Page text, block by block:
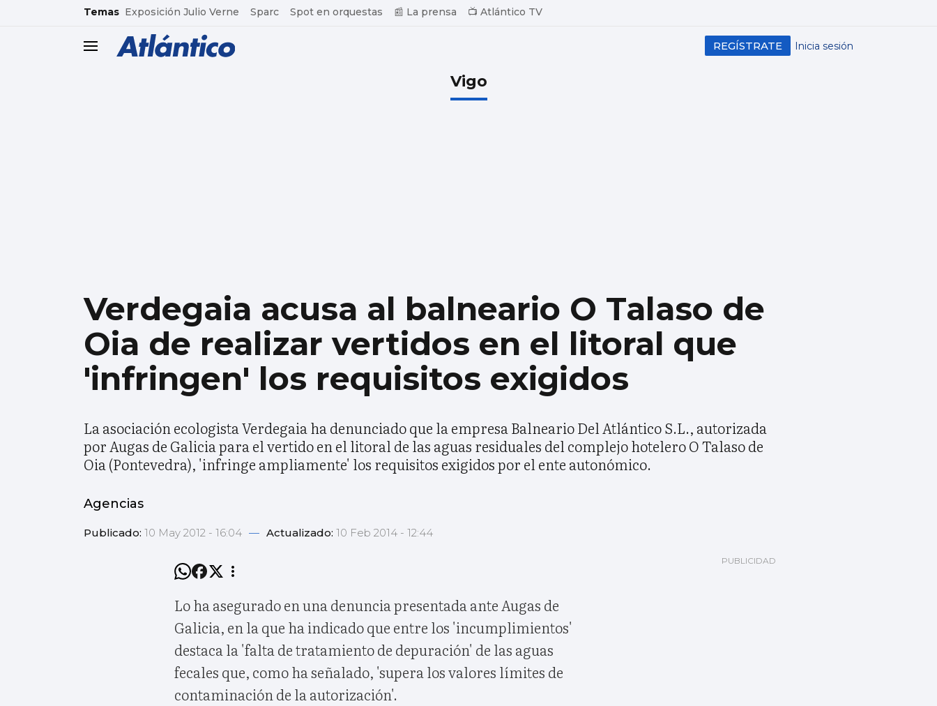
common.go-to-content
Temas Exposición Julio Verne Sparc Spot en orquestas 📰 La prensa 📺 Atlántico TV
header.menu.open Inicia sesión
REGÍSTRATE
Vigo
Verdegaia acusa al balneario O Talaso de
Oia de realizar vertidos en el litoral que
'infringen' los requisitos exigidos
La asociación ecologista Verdegaia ha denunciado que la empresa Balneario Del Atlántico S.L., autorizada
por Augas de Galicia para el vertido en el litoral de las aguas residuales del complejo hotelero O Talaso de
Oia (Pontevedra), 'infringe ampliamente' los requisitos exigidos por el ente autonómico.
Agencias
Publicado: 10 May 2012 - 16:04 — Actualizado: 10 Feb 2014 - 12:44
Lo ha asegurado en una denuncia presentada ante Augas de
Galicia, en la que ha indicado que entre los 'incumplimientos'
destaca la 'falta de tratamiento de depuración' de las aguas
fecales que, como ha señalado, 'supera los valores límites de
contaminación de la autorización'.